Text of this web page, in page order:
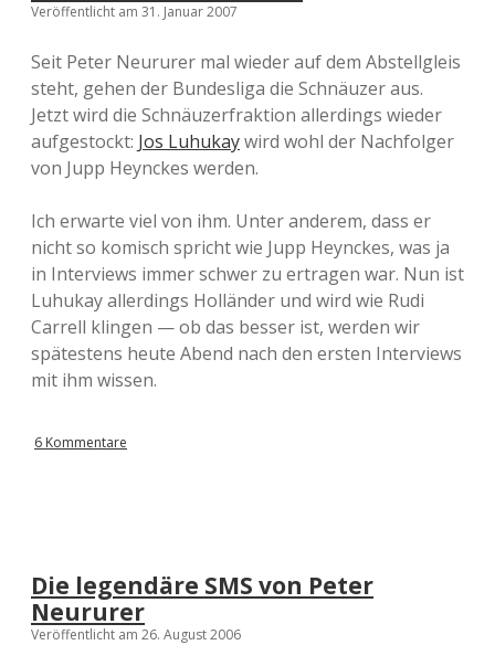
Veröffentlicht am 31. Januar 2007
Seit Peter Neururer mal wieder auf dem Abstellgleis
steht, gehen der Bundesliga die Schnäuzer aus.
Jetzt wird die Schnäuzerfraktion allerdings wieder
aufgestockt: Jos Luhukaywird wohl der Nachfolger
von Jupp Heynckes werden.
Ich erwarte viel von ihm. Unter anderem, dass er
nicht so komisch spricht wie Jupp Heynckes, was ja
in Interviews immer schwer zu ertragen war. Nun ist
Luhukay allerdings Holländer und wird wie Rudi
Carrell klingen — ob das besser ist, werden wir
spätestens heute Abend nach den ersten Interviews
mit ihm wissen.
6 Kommentare
Die legendäre SMS von Peter
Neururer
Veröffentlicht am 26. August 2006